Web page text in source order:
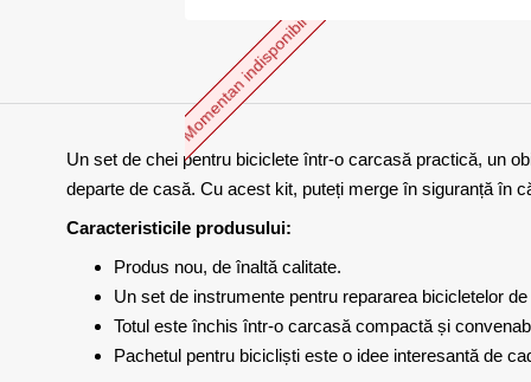
Momentan indisponibil
Un set de chei pentru biciclete într-o carcasă practică, un
departe de casă. Cu acest kit, puteți merge în siguranță în
Caracteristicile produsului:
Produs nou, de înaltă calitate.
Un set de instrumente pentru repararea bicicletelor
Totul este închis într-o carcasă compactă și
Pachetul pentru bicicliști este o idee interesantă de